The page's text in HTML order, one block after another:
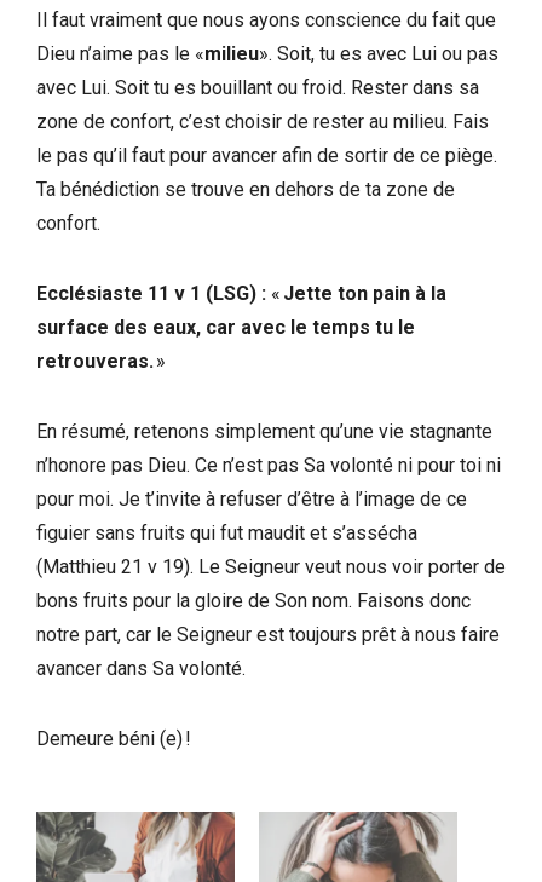
Il faut vraiment que nous ayons conscience du fait que
Dieu n’aime pas le «milieu». Soit, tu es avec Lui ou pas
avec Lui. Soit tu es bouillant ou froid. Rester dans sa
zone de confort, c’est choisir de rester au milieu. Fais
le pas qu’il faut pour avancer afin de sortir de ce piège.
Ta bénédiction se trouve en dehors de ta zone de
confort.
Ecclésiaste 11 v 1 (LSG) : « Jette ton pain à la
surface des eaux, car avec le temps tu le
retrouveras. »
En résumé, retenons simplement qu’une vie stagnante
n’honore pas Dieu. Ce n’est pas Sa volonté ni pour toi ni
pour moi. Je t’invite à refuser d’être à l’image de ce
figuier sans fruits qui fut maudit et s’assécha
(Matthieu 21 v 19). Le Seigneur veut nous voir porter de
bons fruits pour la gloire de Son nom. Faisons donc
notre part, car le Seigneur est toujours prêt à nous faire
avancer dans Sa volonté.
Demeure béni (e) !